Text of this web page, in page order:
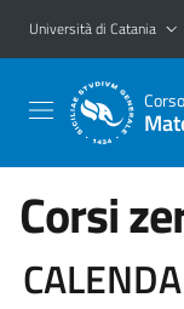
Vai al contenuto
Vai al menu di
Università di Catania
Corsi